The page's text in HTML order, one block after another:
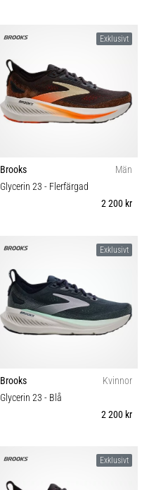
Exklusivt
Brooks
Män
Glycerin 23 - Flerfärgad
2 200 kr
Exklusivt
Brooks
Kvinnor
Glycerin 23 - Blå
2 200 kr
Exklusivt